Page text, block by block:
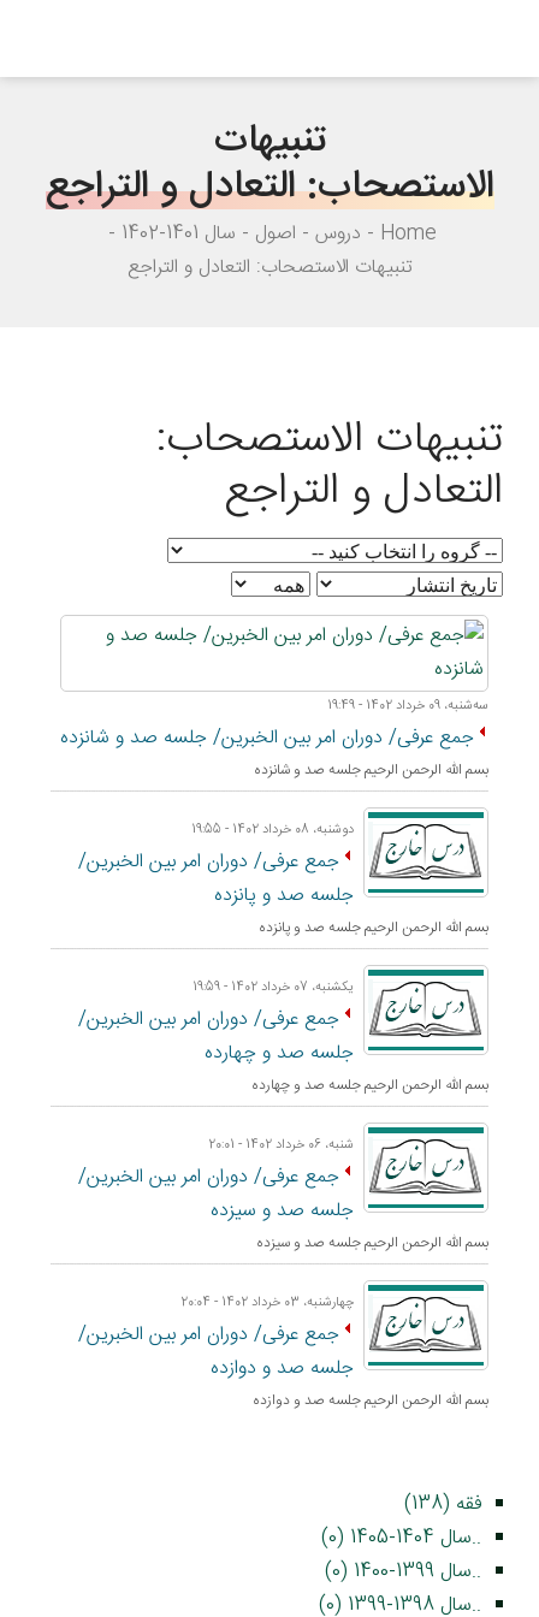
تنبیهات
الاستصحاب: التعادل و التراجع
Home دروس اصول
سال 1401-1402
تنبیهات الاستصحاب: التعادل و التراجع
تنبیهات الاستصحاب:
التعادل و التراجع
ﺳﻪشنبه، 09 خرداد 1402 - 19:49
جمع عرفی/ دوران امر بین الخبرین/ جلسه صد و شانزده
بسم الله الرحمن الرحيم جلسه صد و شانزده
دوشنبه، 08 خرداد 1402 - 19:55
جمع عرفی/ دوران امر بین الخبرین/
جلسه صد و پانزده
بسم الله الرحمن الرحيم جلسه صد و پانزده
یکشنبه، 07 خرداد 1402 - 19:59
جمع عرفی/ دوران امر بین الخبرین/
جلسه صد و چهارده
بسم الله الرحمن الرحيم جلسه صد و چهارده
شنبه، 06 خرداد 1402 - 20:01
جمع عرفی/ دوران امر بین الخبرین/
جلسه صد و سیزده
بسم الله الرحمن الرحيم جلسه صد و سیزده
چهارشنبه، 03 خرداد 1402 - 20:04
جمع عرفی/ دوران امر بین الخبرین/
جلسه صد و دوازده
بسم الله الرحمن الرحيم جلسه صد و دوازده
فقه (138)
..سال 1404-1405 (0)
..سال 1399-1400 (0)
..سال 1398-1399 (0)